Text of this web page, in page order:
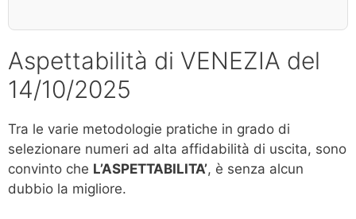
Aspettabilità di VENEZIA del
14/10/2025
Tra le varie metodologie pratiche in grado di
selezionare numeri ad alta affidabilità di uscita, sono
convinto che L’ASPETTABILITA’, è senza alcun
dubbio la migliore.